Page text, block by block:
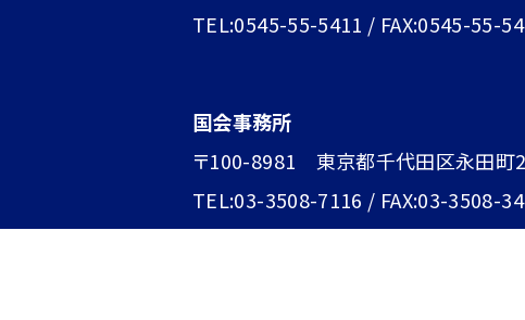
TEL:0545-55-5411 / FAX:0545-55-
国会事務所
〒100-8981 東京都千代田区永田町
TEL:03-3508-7116 / FAX:03-3508-